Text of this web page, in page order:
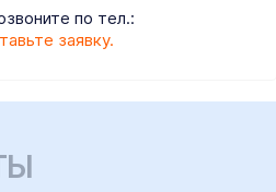
по тел.:
заявку.